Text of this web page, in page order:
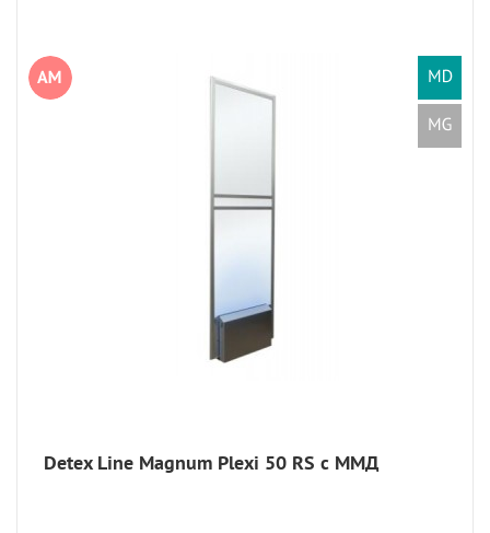
Detex Line Magnum Plexi 50 RS с ММД